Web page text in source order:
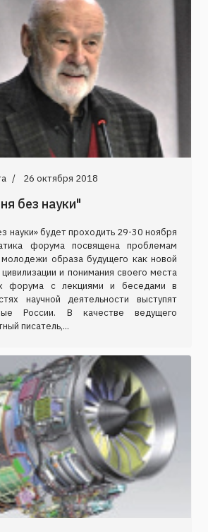
26 октября 2018
без науки"
науки» будет проходить 29-30 ноября
форума посвящена проблемам
образа будущего как новой
и понимания своего места
форума с лекциями и беседами в
научной деятельности выступят
России. В качестве ведущего
писатель,...